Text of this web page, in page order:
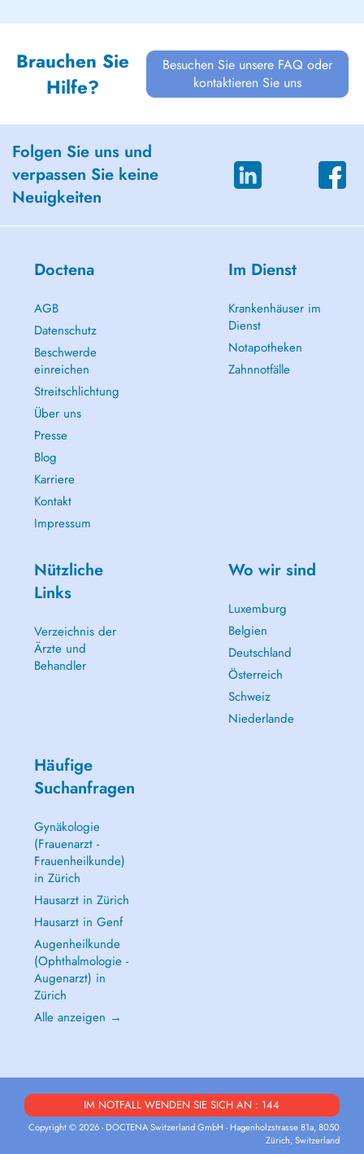
Brauchen Sie
Hilfe?
Besuchen Sie unsere FAQ oder
kontaktieren Sie uns
Folgen Sie uns und
verpassen Sie keine
Neuigkeiten
Doctena
AGB
Datenschutz
Beschwerde
einreichen
Streitschlichtung
Über uns
Presse
Blog
Karriere
Kontakt
Impressum
Im Dienst
Krankenhäuser im
Dienst
Notapotheken
Zahnnotfälle
Nützliche
Links
Verzeichnis der
Ärzte und
Behandler
Wo wir sind
Luxemburg
Belgien
Deutschland
Österreich
Schweiz
Niederlande
Häufige
Suchanfragen
Gynäkologie
(Frauenarzt -
Frauenheilkunde)
in Zürich
Hausarzt in Zürich
Hausarzt in Genf
Augenheilkunde
(Ophthalmologie -
Augenarzt) in
Zürich
Alle anzeigen →
IM NOTFALL WENDEN SIE SICH AN : 144
Copyright © 2026 - DOCTENA Switzerland GmbH - Hagenholzstrasse 81a, 8050
Zürich, Switzerland